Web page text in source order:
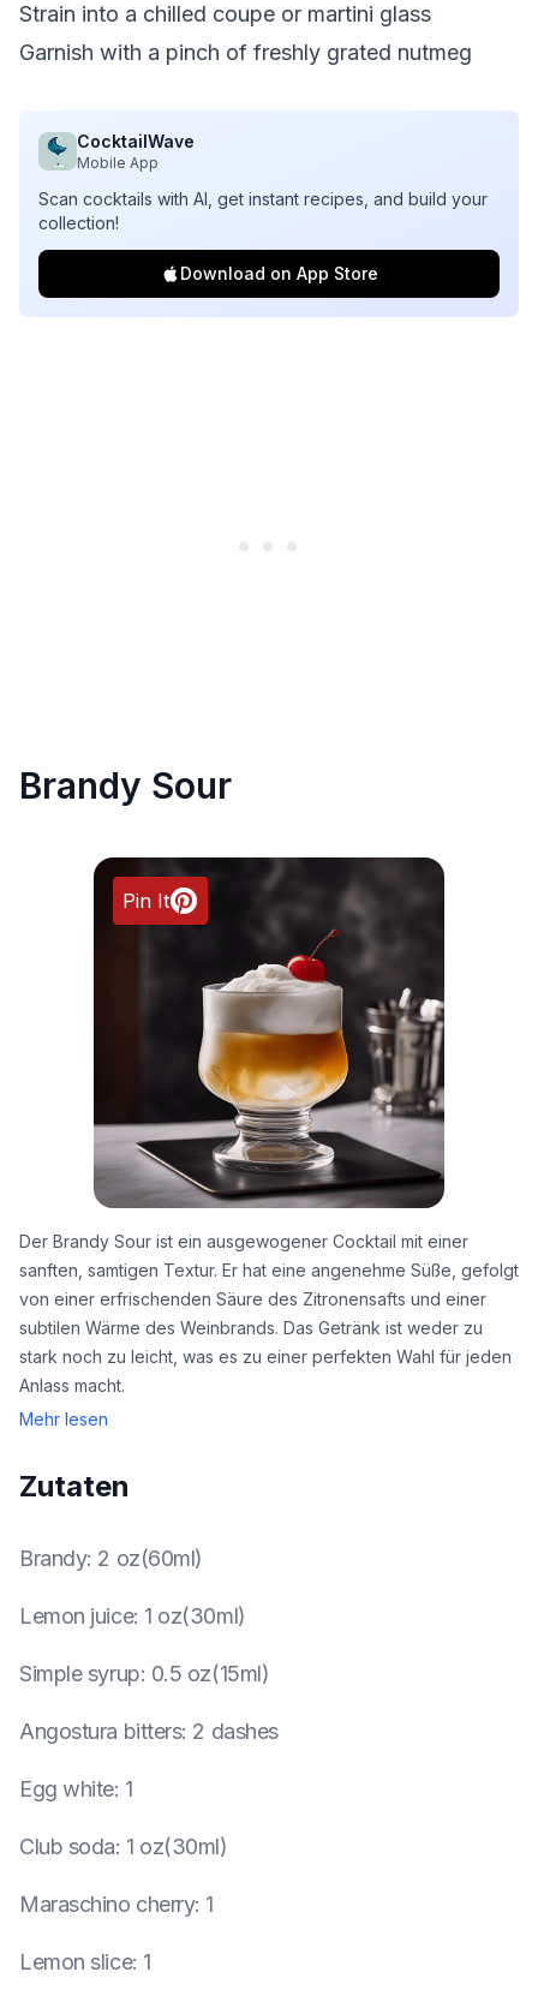
Strain into a chilled coupe or martini glass
Garnish with a pinch of freshly grated nutmeg
CocktailWave
Mobile App
Scan cocktails with AI, get instant recipes, and build your
collection!
Download on App Store
Brandy Sour
Pin It
Der Brandy Sour ist ein ausgewogener Cocktail mit einer
sanften, samtigen Textur. Er hat eine angenehme Süße, gefolgt
von einer erfrischenden Säure des Zitronensafts und einer
subtilen Wärme des Weinbrands. Das Getränk ist weder zu
stark noch zu leicht, was es zu einer perfekten Wahl für jeden
Anlass macht.
Mehr lesen
Zutaten
Brandy: 2 oz(60ml)
Lemon juice: 1 oz(30ml)
Simple syrup: 0.5 oz(15ml)
Angostura bitters: 2 dashes
Egg white: 1
Club soda: 1 oz(30ml)
Maraschino cherry: 1
Lemon slice: 1